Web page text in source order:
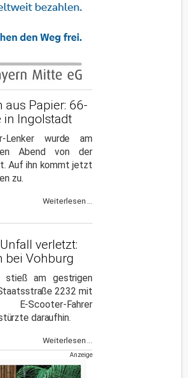
Papier: 66-
in Ingolstadt
Lenker wurde am
Abend von der
Auf ihn kommt jetzt
zu.
Weiterlesen ...
verletzt:
bei Vohburg
stieß am gestrigen
2232 mit
Scooter-Fahrer
daraufhin.
Weiterlesen ...
Anzeige